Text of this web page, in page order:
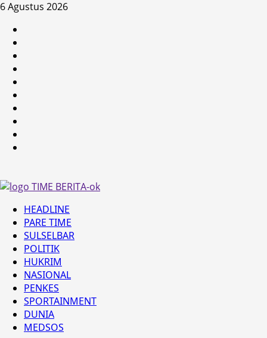
Skip
content
6 Agustus 2026
Primary
Menu
HEADLINE
PARE TIME
SULSELBAR
POLITIK
HUKRIM
NASIONAL
PENKES
SPORTAINMENT
DUNIA
MEDSOS